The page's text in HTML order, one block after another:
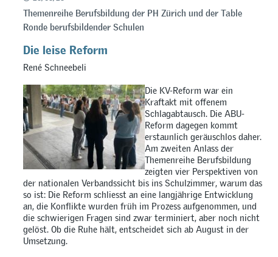
Themenreihe Berufsbildung der PH Zürich und der Table
Ronde berufsbildender Schulen
Die leise Reform
René Schneebeli
Die KV-Reform war ein
Kraftakt mit offenem
Schlagabtausch. Die ABU-
Reform dagegen kommt
erstaunlich geräuschlos daher.
Am zweiten Anlass der
Themenreihe Berufsbildung
zeigten vier Perspektiven von
der nationalen Verbandssicht bis ins Schulzimmer, warum das
so ist: Die Reform schliesst an eine langjährige Entwicklung
an, die Konflikte wurden früh im Prozess aufgenommen, und
die schwierigen Fragen sind zwar terminiert, aber noch nicht
gelöst. Ob die Ruhe hält, entscheidet sich ab August in der
Umsetzung.